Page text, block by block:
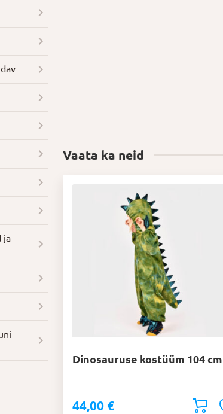
Vaata ka neid
Dinosauruse kostüüm 104 cm
44,00 €
ja